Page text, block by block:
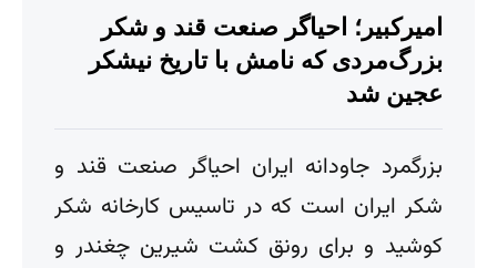
امیرکبیر؛ احیاگر صنعت قند و شکر
بزرگ‌مردی که نامش با تاریخ نیشکر
عجین شد
بزرگمرد جاودانه ایران احیاگر صنعت قند و
شکر ایران است که در تاسیس کارخانه شکر
کوشید و برای رونق کشت شیرین چغندر و